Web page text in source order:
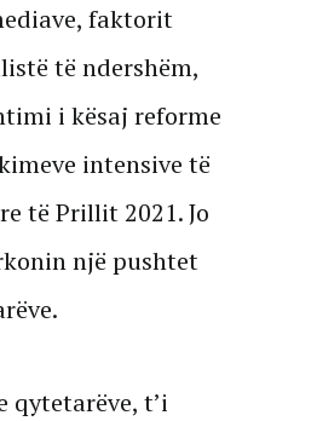
faktorit
të ndershëm,
i kësaj reforme
intensive të
të Prillit 2021. Jo
një pushtet
qytetarëve, t’i